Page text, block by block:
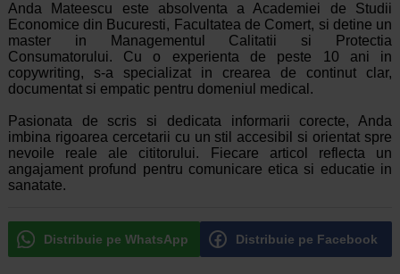
Anda Mateescu este absolventa a Academiei de Studii
Economice din Bucuresti, Facultatea de Comert, si detine un
master in Managementul Calitatii si Protectia
Consumatorului. Cu o experienta de peste 10 ani in
copywriting, s-a specializat in crearea de continut clar,
documentat si empatic pentru domeniul medical.
Pasionata de scris si dedicata informarii corecte, Anda
imbina rigoarea cercetarii cu un stil accesibil si orientat spre
nevoile reale ale cititorului. Fiecare articol reflecta un
angajament profund pentru comunicare etica si educatie in
sanatate.
Distribuie pe WhatsApp Distribuie pe Facebook